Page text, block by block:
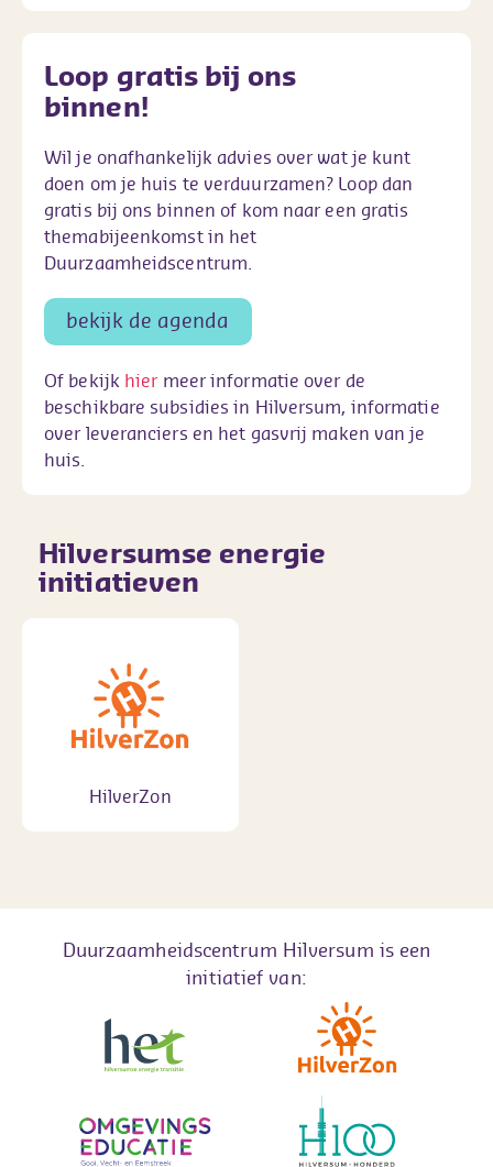
Loop gratis bij ons
binnen!
Wil je onafhankelijk advies over wat je kunt
doen om je huis te verduurzamen? Loop dan
gratis bij ons binnen of kom naar een gratis
themabijeenkomst in het
Duurzaamheidscentrum.
bekijk de agenda
Of bekijk hiermeer informatie over de
beschikbare subsidies in Hilversum, informatie
over leveranciers en het gasvrij maken van je
huis.
Hilversumse energie
initiatieven
HilverZon
Duurzaamheidscentrum Hilversum is een
initiatief van: